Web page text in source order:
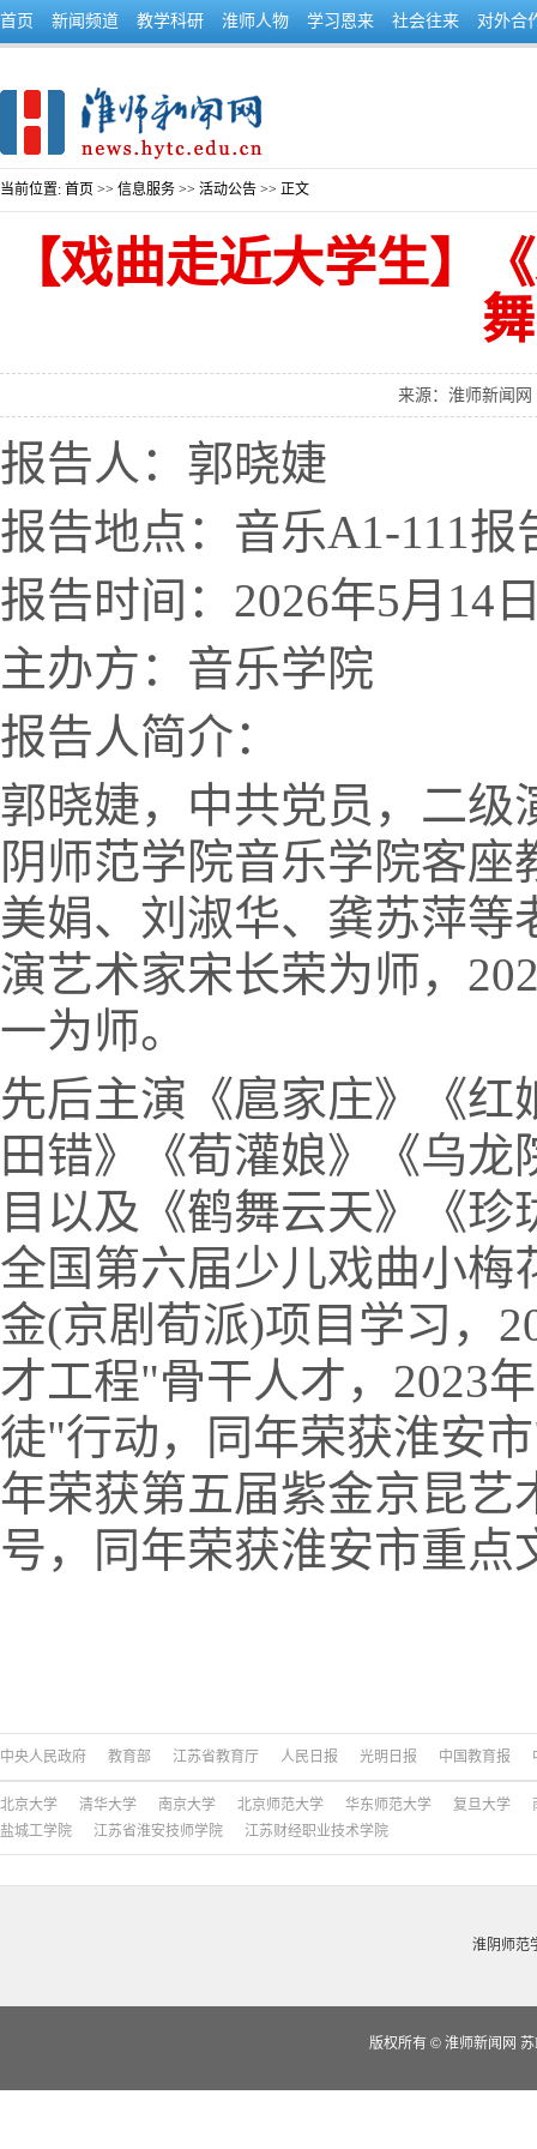
首页 新闻频道 教学科研 淮师人物 学习恩来 社会往来 对外合
当前位置: 首页 >> 信息服务 >> 活动公告 >> 正文
【戏曲走近大学生】
来源：淮师新闻网
报告人：郭晓婕
报告地点：音乐A1-111报
报告时间：2026年5月14
主办方：音乐学院
报告人简介：
郭晓婕，中共党员，二级
阴师范学院音乐学院客
美娟、刘淑华、龚苏萍等
演艺术家宋长荣为师，
一为师。
先后主演《扈家庄》《
田错》《荀灌娘》《乌
目以及《鹤舞云天》《
全国第六届少儿戏曲小梅
金(京剧荀派)项目学习，
才工程"骨干人才，2023
徒"行动，同年荣获淮安
年荣获第五届紫金京昆艺
号，同年荣获淮安市重点
中央人民政府 教育部 江苏省教育厅 人民日报 光明日报 中国教育报
北京大学 清华大学 南京大学 北京师范大学 华东师范大学 复旦大学
盐城工学院
江苏省淮安技师学院 江苏财经职业技术学院
淮阴师范
版权所有 © 淮师新闻网 苏